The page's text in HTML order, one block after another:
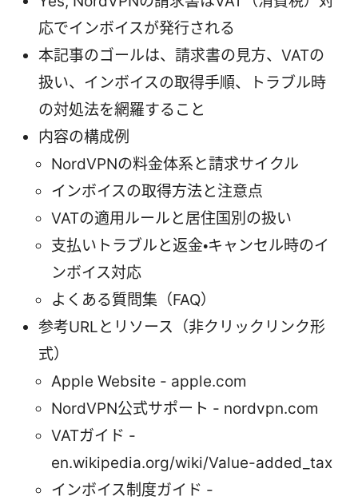
応でインボイスが発行される
本記事のゴールは、請求書の見方、VATの
扱い、インボイスの取得手順、トラブル時
の対処法を網羅すること
内容の構成例
NordVPNの料金体系と請求サイクル
インボイスの取得方法と注意点
VATの適用ルールと居住国別の扱い
支払いトラブルと返金・キャンセル時のイ
ンボイス対応
よくある質問集（FAQ）
参考URLとリソース（非クリックリンク形
式）
Apple Website - apple.com
NordVPN公式サポート - nordvpn.com
VATガイド -
en.wikipedia.org/wiki/Value-added_tax
インボイス制度ガイド -